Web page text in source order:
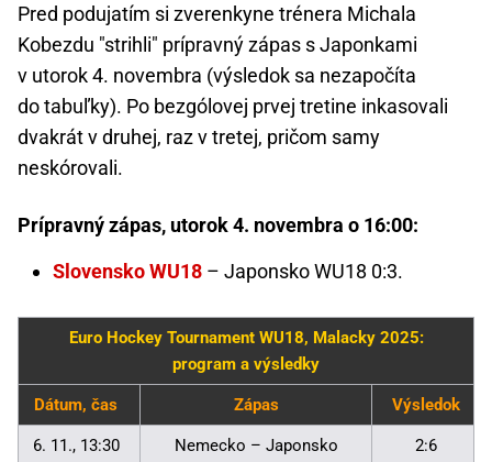
Pred podujatím si zverenkyne trénera Michala
Kobezdu "strihli" prípravný zápas s Japonkami
v utorok 4. novembra (výsledok sa nezapočíta
do tabuľky). Po bezgólovej prvej tretine inkasovali
dvakrát v druhej, raz v tretej, pričom samy
neskórovali.
Prípravný zápas, utorok 4. novembra o 16:00:
Slovensko WU18 – Japonsko WU18 0:3.
Euro Hockey Tournament WU18, Malacky 2025:
program a výsledky
Dátum, čas Zápas Výsledok
6. 11., 13:30 Nemecko – Japonsko 2:6